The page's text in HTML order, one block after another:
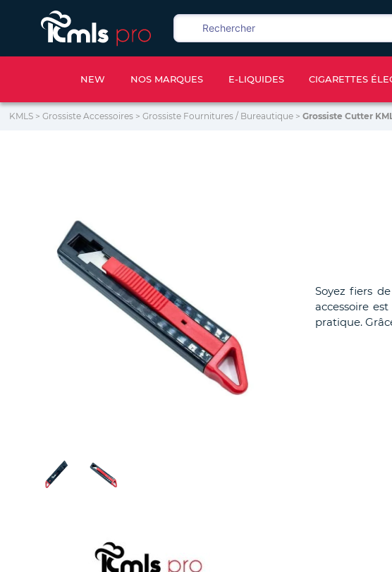
NEW NOS MARQUES E-LIQUIDES CIGARETTES
KMLS > Grossiste Accessoires > Grossiste Fournitures / Bureautique > Grossiste Cutter
Soyez fiers
accessoire
pratique.